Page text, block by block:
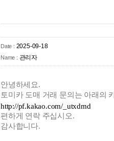
Date : 2025-09-18
Name : 관리자
안녕하세요.
토미카 도매 거래 문의는 아래의
http://pf.kakao.com/_utxdmd
편하게 연락 주십시오.
감사합니다.